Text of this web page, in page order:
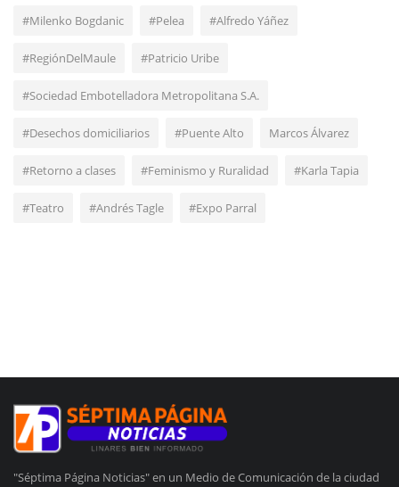
#Milenko Bogdanic #Pelea #Alfredo Yáñez
#RegiónDelMaule #Patricio Uribe
#Sociedad Embotelladora Metropolitana S.A.
#Desechos domiciliarios #Puente Alto Marcos Álvarez
#Retorno a clases #Feminismo y Ruralidad #Karla Tapia
#Teatro #Andrés Tagle #Expo Parral
"Séptima Página Noticias" en un Medio de Comunicación de la ciudad